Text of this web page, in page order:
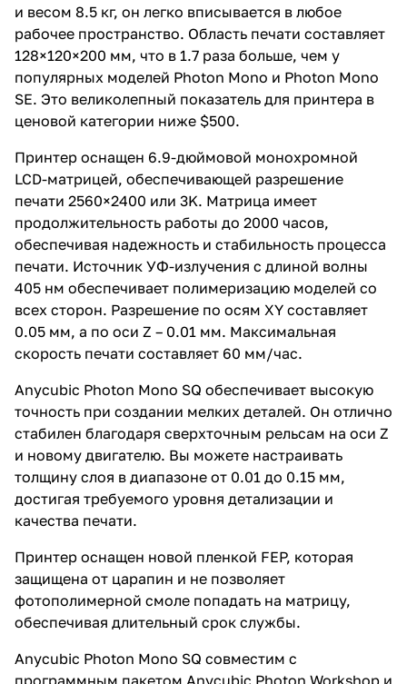
и весом 8.5 кг, он легко вписывается в любое
рабочее пространство. Область печати составляет
128×120×200 мм, что в 1.7 раза больше, чем у
популярных моделей Photon Mono и Photon Mono
SE. Это великолепный показатель для принтера в
ценовой категории ниже $500.
Принтер оснащен 6.9-дюймовой монохромной
LCD-матрицей, обеспечивающей разрешение
печати 2560×2400 или 3K. Матрица имеет
продолжительность работы до 2000 часов,
обеспечивая надежность и стабильность процесса
печати. Источник УФ-излучения с длиной волны
405 нм обеспечивает полимеризацию моделей со
всех сторон. Разрешение по осям XY составляет
0.05 мм, а по оси Z – 0.01 мм. Максимальная
скорость печати составляет 60 мм/час.
Anycubic Photon Mono SQ обеспечивает высокую
точность при создании мелких деталей. Он отлично
стабилен благодаря сверхточным рельсам на оси Z
и новому двигателю. Вы можете настраивать
толщину слоя в диапазоне от 0.01 до 0.15 мм,
достигая требуемого уровня детализации и
качества печати.
Принтер оснащен новой пленкой FEP, которая
защищена от царапин и не позволяет
фотополимерной смоле попадать на матрицу,
обеспечивая длительный срок службы.
Anycubic Photon Mono SQ совместим с
программным пакетом Anycubic Photon Workshop и